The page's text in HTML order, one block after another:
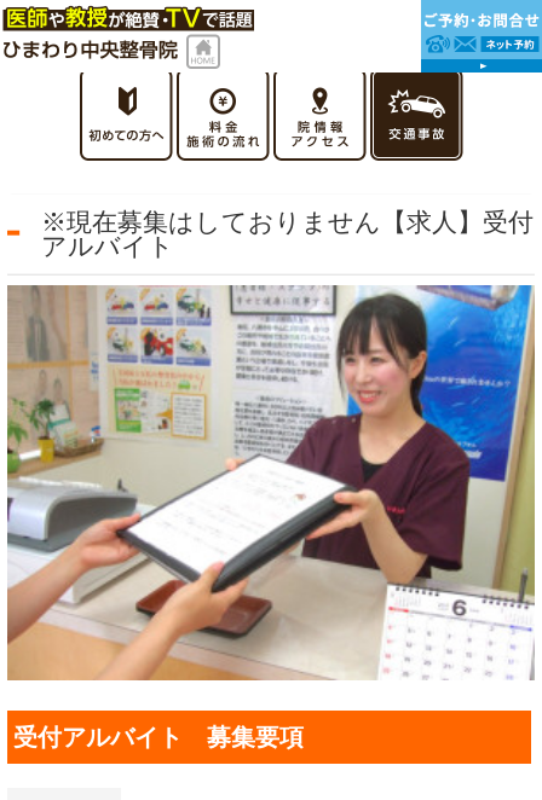
※現在募集はしておりません【求人】受付
アルバイト
受付アルバイト 募集要項